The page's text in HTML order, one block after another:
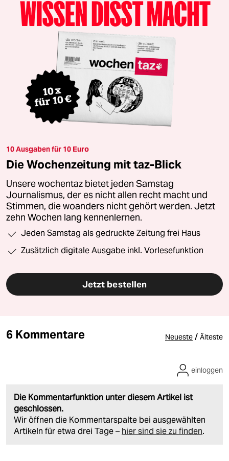
10 Ausgaben für 10 Euro
Die Wochenzeitung mit taz-Blick
Unsere wochentaz bietet jeden Samstag
Journalismus, der es nicht allen recht macht und
Stimmen, die woanders nicht gehört werden. Jetzt
zehn Wochen lang kennenlernen.
Jeden Samstag als gedruckte Zeitung frei Haus
Zusätzlich digitale Ausgabe inkl. Vorlesefunktion
Jetzt bestellen
6 Kommentare Neueste / Älteste
Die Kommentarfunktion unter diesem Artikel ist
geschlossen.
Wir öffnen die Kommentarspalte bei ausgewählten
Artikeln für etwa drei Tage – hier sind sie zu finden.
einloggen